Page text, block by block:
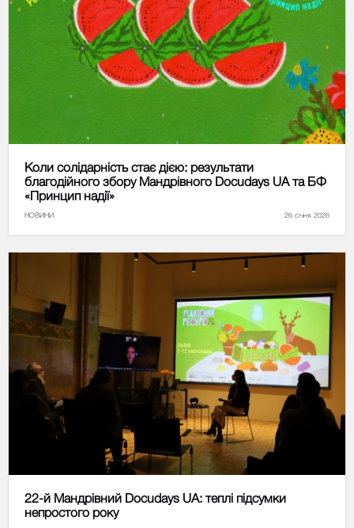
Коли солідарність стає дією: результати
благодійного збору Мандрівного Docudays UA та БФ
«Принцип надії»
НОВИНИ 26 січня 2026
22-й Мандрівний Docudays UA: теплі підсумки
непростого року